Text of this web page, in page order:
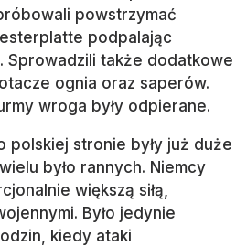
powstrzymać
podpalając
Sprowadzili także dodatkowe
ognia oraz saperów.
wroga były odpierane.
polskiej stronie były już duże
było rannych. Niemcy
większą siłą,
Było jedynie
kiedy ataki